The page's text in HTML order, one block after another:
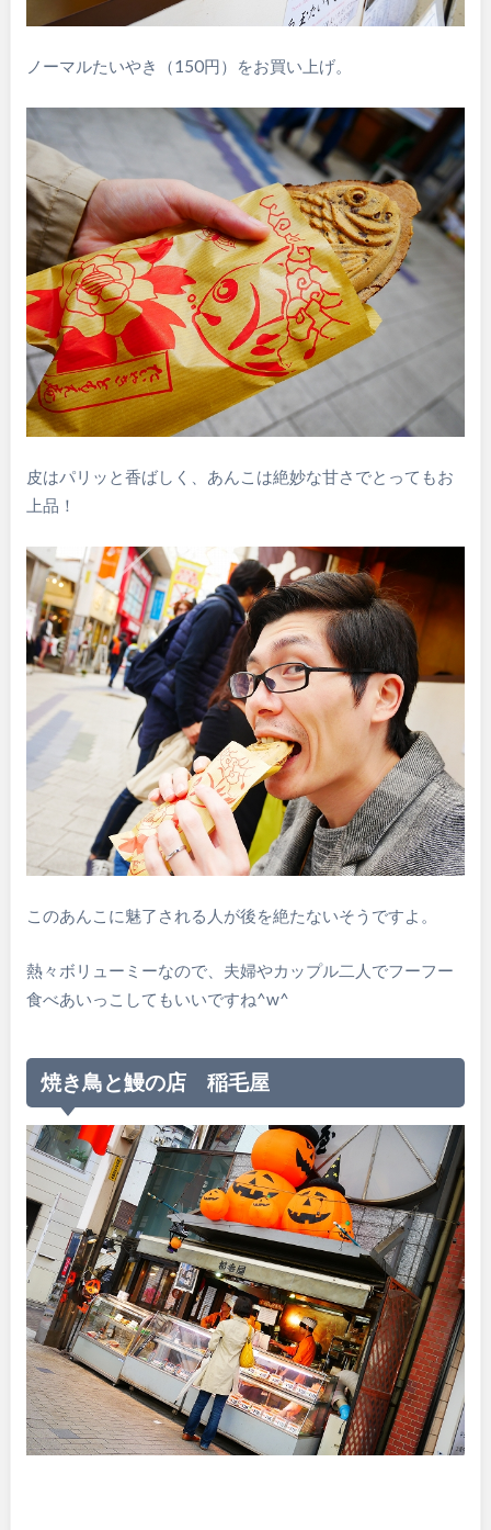
ノーマルたいやき（150円）をお買い上げ。
皮はパリッと香ばしく、あんこは絶妙な甘さでとってもお
上品！
このあんこに魅了される人が後を絶たないそうですよ。
熱々ボリューミーなので、夫婦やカップル二人でフーフー
食べあいっこしてもいいですね^w^
焼き鳥と鰻の店 稲毛屋